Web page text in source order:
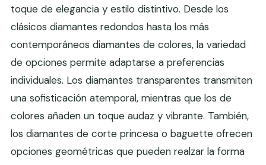
toque de elegancia y estilo distintivo. Desde los
clásicos diamantes redondos hasta los más
contemporáneos diamantes de colores, la variedad
de opciones permite adaptarse a preferencias
individuales. Los diamantes transparentes transmiten
una sofisticación atemporal, mientras que los de
colores añaden un toque audaz y vibrante. También,
los diamantes de corte princesa o baguette ofrecen
opciones geométricas que pueden realzar la forma